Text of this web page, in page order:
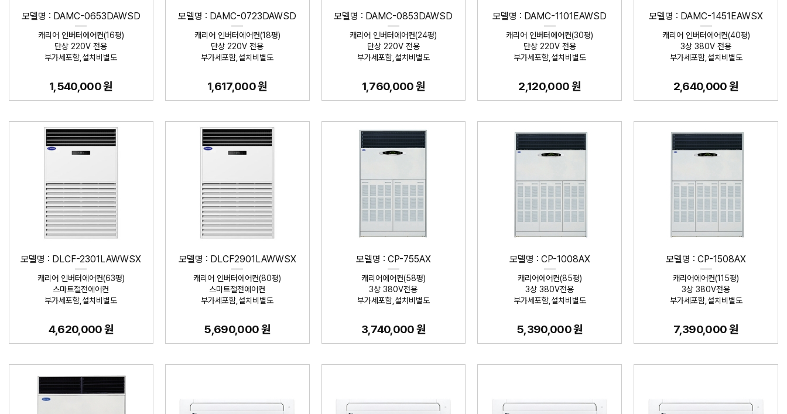
모델명 : DAMC-0653DAWSD
캐리어 인버터에어컨(16평)
단상 220V 전용
부가세포함,설치비별도
1,540,000 원
모델명 : DAMC-0723DAWSD
캐리어 인버터에어컨(18평)
단상 220V 전용
부가세포함,설치비별도
1,617,000 원
모델명 : DAMC-0853DAWSD
캐리어 인버터에어컨(24평)
단상 220V 전용
부가세포함,설치비별도
1,760,000 원
모델명 : DAMC-1101EAWSD
캐리어 인버터에어컨(30평)
단상 220V 전용
부가세포함,설치비별도
2,120,000 원
모델명 : DAMC-1451EAWSX
캐리어 인버터에어컨(40평)
3상 380V 전용
부가세포함,설치비별도
2,640,000 원
모델명 : DLCF-2301LAWWSX
캐리어 인버터에어컨(63평)
스마트절전에어컨
부가세포함,설치비별도
4,620,000 원
모델명 : DLCF2901LAWWSX
캐리어 인버터에어컨(80평)
스마트절전에어컨
부가세포함,설치비별도
5,690,000 원
모델명 : CP-755AX
캐리어에어컨(58평)
3상 380V전용
부가세포함,설치비별도
3,740,000 원
모델명 : CP-1008AX
캐리어에어컨(85평)
3상 380V전용
부가세포함,설치비별도
5,390,000 원
모델명 : CP-1508AX
캐리어에어컨(115평)
3상 380V전용
부가세포함,설치비별도
7,390,000 원